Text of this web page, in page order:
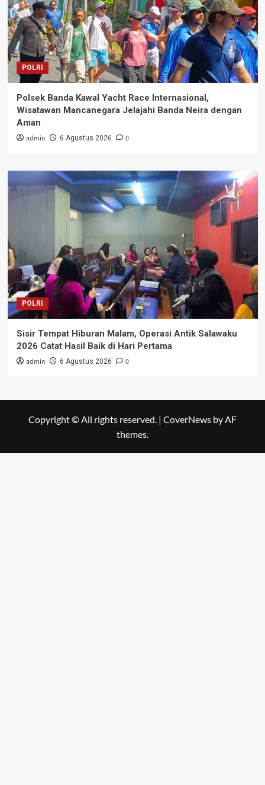
POLRI
Polsek Banda Kawal Yacht Race Internasional,
Wisatawan Mancanegara Jelajahi Banda Neira dengan
Aman
admin 6 Agustus 2026 0
POLRI
Sisir Tempat Hiburan Malam, Operasi Antik Salawaku
2026 Catat Hasil Baik di Hari Pertama
admin 6 Agustus 2026 0
Copyright © All rights reserved. | CoverNews by AF
themes.